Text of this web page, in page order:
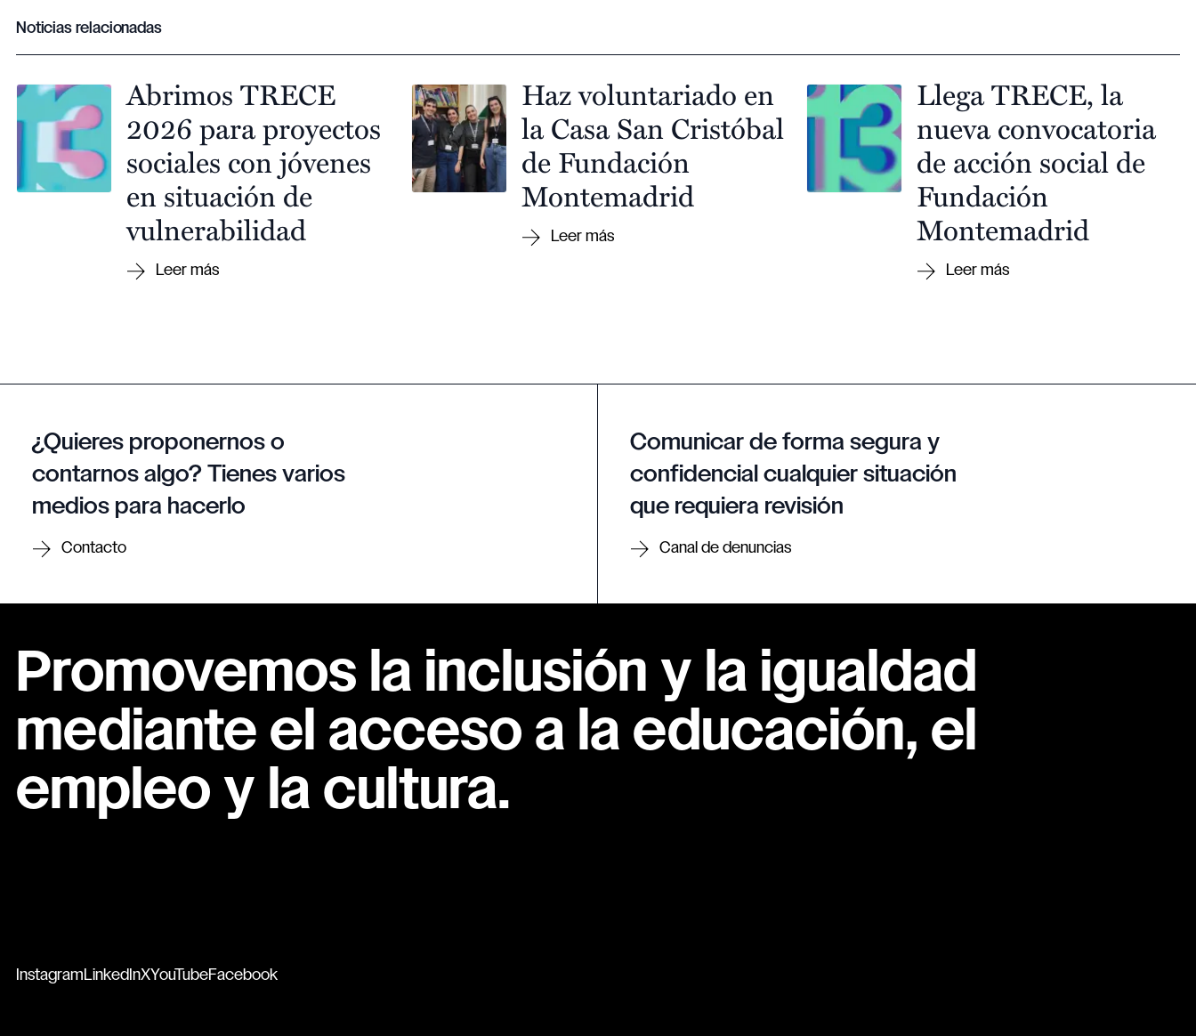
Noticias relacionadas
Abrimos TRECE
2026 para proyectos
sociales con jóvenes
en situación de
vulnerabilidad
Haz voluntariado en
la Casa San Cristóbal
de Fundación
Montemadrid
Llega TRECE, la
nueva convocatoria
de acción social de
Fundación
Montemadrid
¿Quieres proponernos o
contarnos algo? Tienes varios
medios para hacerlo
Contacto
Comunicar de forma segura y
confidencial cualquier situación
que requiera revisión
Canal de denuncias
Promovemos la inclusión y la igualdad
mediante el acceso a la educación, el
empleo y la cultura.
Instagram LinkedInXYouTubeFacebook